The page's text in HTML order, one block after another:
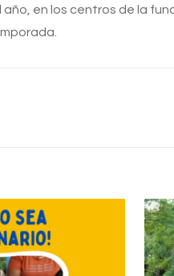
en los centros de la